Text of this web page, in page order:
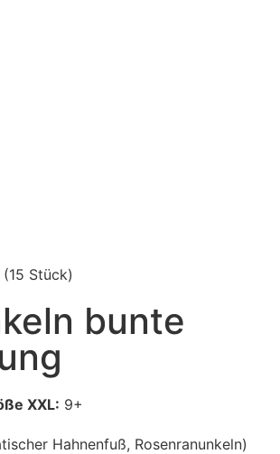
(15 Stück)
bunte
XXL: 9+
Hahnenfuß, Rosenranunkeln)